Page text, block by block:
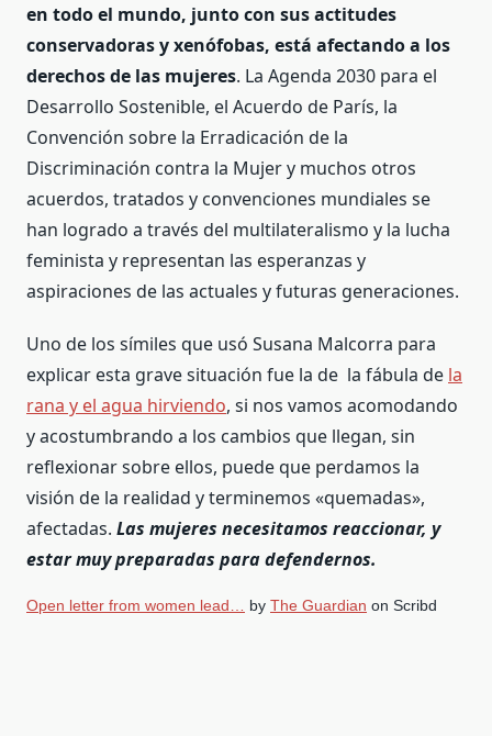
en todo el mundo, junto con sus actitudes
conservadoras y xenófobas, está afectando a los
derechos de las mujeres. La Agenda 2030 para el
Desarrollo Sostenible, el Acuerdo de París, la
Convención sobre la Erradicación de la
Discriminación contra la Mujer y muchos otros
acuerdos, tratados y convenciones mundiales se
han logrado a través del multilateralismo y la lucha
feminista y representan las esperanzas y
aspiraciones de las actuales y futuras generaciones.
Uno de los símiles que usó Susana Malcorra para
explicar esta grave situación fue la de la fábula de la
rana y el agua hirviendo, si nos vamos acomodando
y acostumbrando a los cambios que llegan, sin
reflexionar sobre ellos, puede que perdamos la
visión de la realidad y terminemos «quemadas»,
afectadas. Las mujeres necesitamos reaccionar, y
estar muy preparadas para defendernos.
Open letter from women lead… by The Guardian on Scribd